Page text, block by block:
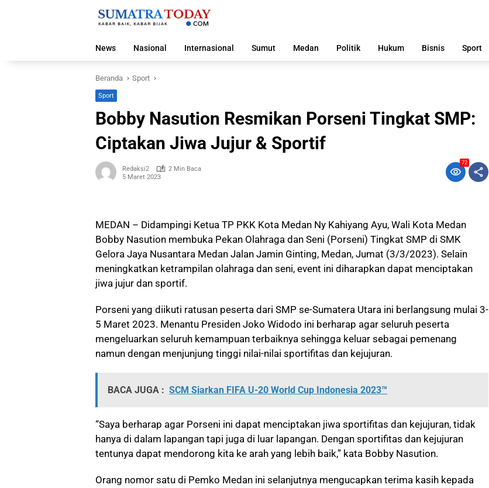
News
Nasional Internasional Sumut Medan Politik Hukum Bisnis Sport
Beranda Sport
Sport
Bobby Nasution Resmikan Porseni Tingkat SMP:
Ciptakan Jiwa Jujur & Sportif
Redaksi2
2 Min Baca
5 Maret 2023
72
MEDAN – Didampingi Ketua TP PKK Kota Medan Ny Kahiyang Ayu, Wali Kota Medan
Bobby Nasution membuka Pekan Olahraga dan Seni (Porseni) Tingkat SMP di SMK
Gelora Jaya Nusantara Medan Jalan Jamin Ginting, Medan, Jumat (3/3/2023). Selain
meningkatkan ketrampilan olahraga dan seni, event ini diharapkan dapat menciptakan
jiwa jujur dan sportif.
Porseni yang diikuti ratusan peserta dari SMP se-Sumatera Utara ini berlangsung mulai 3-
5 Maret 2023. Menantu Presiden Joko Widodo ini berharap agar seluruh peserta
mengeluarkan seluruh kemampuan terbaiknya sehingga keluar sebagai pemenang
namun dengan menjunjung tinggi nilai-nilai sportifitas dan kejujuran.
BACA JUGA : SCM Siarkan FIFA U-20 World Cup Indonesia 2023™
“Saya berharap agar Porseni ini dapat menciptakan jiwa sportifitas dan kejujuran, tidak
hanya di dalam lapangan tapi juga di luar lapangan. Dengan sportifitas dan kejujuran
tentunya dapat mendorong kita ke arah yang lebih baik,” kata Bobby Nasution.
Orang nomor satu di Pemko Medan ini selanjutnya mengucapkan terima kasih kepada